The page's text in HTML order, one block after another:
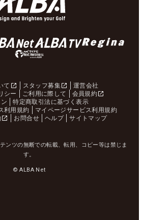
て スタッフ募集
運営会社
シー
ご利用に際して
会員規約
特定商取引法に基づく表示
利用規約
マイページサービス利用規約
お問合せ ヘルプ サイトマップ
ンツの無断での転載、転用、コピー等は禁じま
す。
© ALBA Net